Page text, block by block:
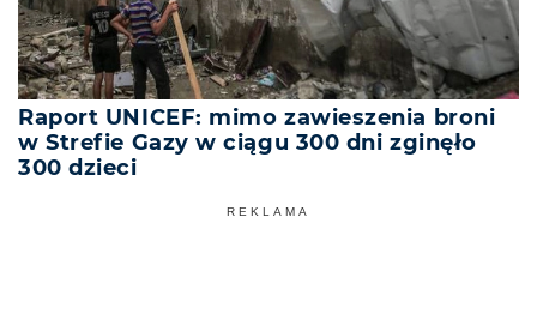
Raport UNICEF: mimo zawieszenia broni
w Strefie Gazy w ciągu 300 dni zginęło
300 dzieci
REKLAMA